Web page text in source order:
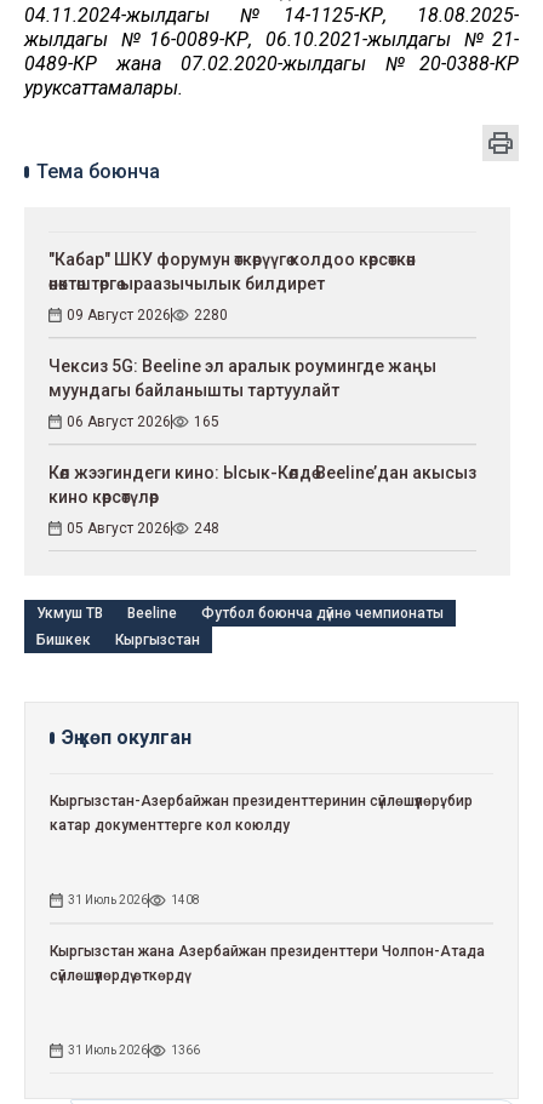
04.11.2024-жылдагы №14-1125-КР, 18.08.2025-
жылдагы №16-0089-КР, 06.10.2021-жылдагы №21-
0489-КР жана 07.02.2020-жылдагы №20-0388-КР
уруксаттамалары.
Тема боюнча
"Кабар" ШКУ форумун өткөрүүгө колдоо көрсөткөн
өнөктөштөргө ыраазычылык билдирет
09 Август 2026 2280
Чексиз 5G: Beeline эл аралык роумингде жаңы
муундагы байланышты тартуулайт
06 Август 2026 165
Көл жээгиндеги кино: Ысык-Көлдө Beeline’дан акысыз
кино көрсөтүлөр
05 Август 2026 248
Укмуш ТВ Beeline
Футбол боюнча дүйнө чемпионаты
Бишкек
Кыргызстан
Эң көп окулган
Кыргызстан-Азербайжан президенттеринин сүйлөшүүлөрү: бир
катар документтерге кол коюлду
31 Июль 2026 1408
Кыргызстан жана Азербайжан президенттери Чолпон-Атада
сүйлөшүүлөрдү өткөрдү
31 Июль 2026 1366